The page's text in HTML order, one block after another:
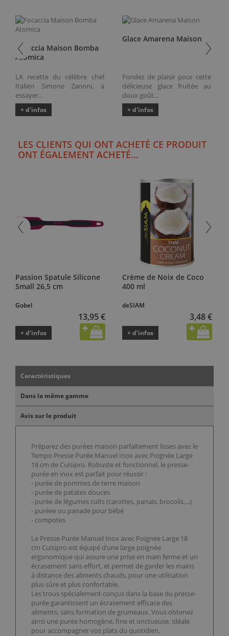
Focaccia Maison Bomba
Atomica
LA recette du célèbre chef
Italien Simone Zanoni, à
essayer...
+ d'infos
Glace Amarena Maison
Fondez de plaisir pour cette
délicieuse glace fruitée au
doux goût...
+ d'infos
LES CLIENTS QUI ONT ACHETÉ CE PRODUIT
ONT ÉGALEMENT ACHETÉ...
Passion Spatule Silicone
Small 26,5 cm
Gobel
13,95 €
+ d’infos
Crème de Noix de Coco
400 ml
deSIAM
3,48 €
+ d’infos
Caractéristiques
Dans la même gamme
Avis sur le produit
Préparez des purées maison parfaitement lisses avec le
Tempo Presse Purée Manuel Inox avec Poignée Large
18 cm de Cuisipro. Robuste et fonctionnel, le presse-
purée en inox est parfait pour réussir :
- purée de pommes de terre maison
- purée de patates douces
- purée de légumes cuits (carottes, panais, brocolis,...)
- puréee ou panade pour bébé
- compotes
Le Presse Purée Manuel Inox avec Poignée Large 18
cm Cuisipro est équipé d’une large poignée
ergonomique qui assure une prise en main ferme et un
écrasement sans effort, et permet de garder les mains
à distance des aliments chauds, pour une utilisation
plus sûre et plus confortable.
Les trous spécialement conçus dans la base du presse-
purée garantissent un écrasement efficace des
aliments, sans formation de grumeaux. Vous obtenez
ainsi une purée homogène, fine et onctueuse, idéale
pour accompagner vos plats du quotidien.